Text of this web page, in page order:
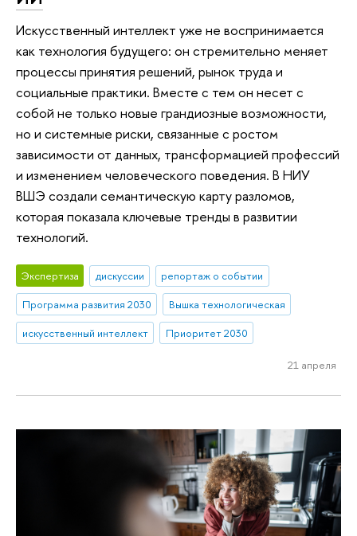
Искусственный интеллект уже не воспринимается
как технология будущего: он стремительно меняет
процессы принятия решений, рынок труда и
социальные практики. Вместе с тем он несет с
собой не только новые грандиозные возможности,
но и системные риски, связанные с ростом
зависимости от данных, трансформацией профессий
и изменением человеческого поведения. В НИУ
ВШЭ создали семантическую карту разломов,
которая показала ключевые тренды в развитии
технологий.
Экспертиза дискуссии
репортаж о событии
Программа развития 2030
Вышка технологическая
искусственный интеллект
Приоритет 2030
21 апреля